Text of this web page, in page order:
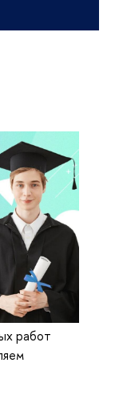
работ